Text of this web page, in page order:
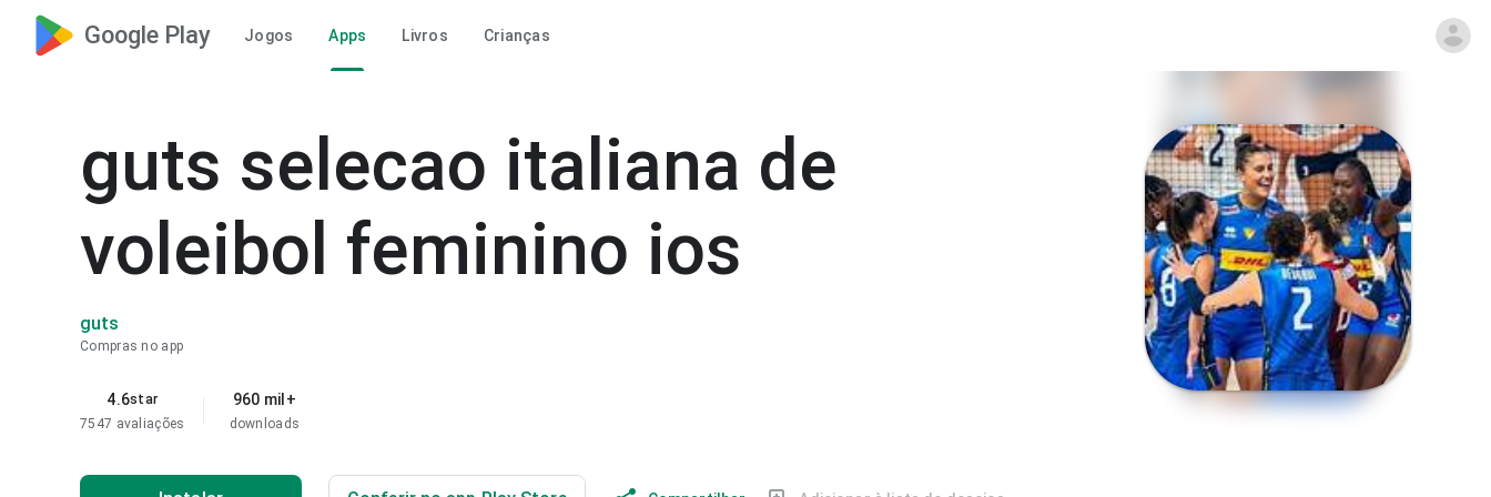
Google Play Jogos Apps Livros Crianças
guts selecao italiana de
voleibol feminino ios
guts
Compras no app
4.6star
7547 avaliações
960 mil+
downloads